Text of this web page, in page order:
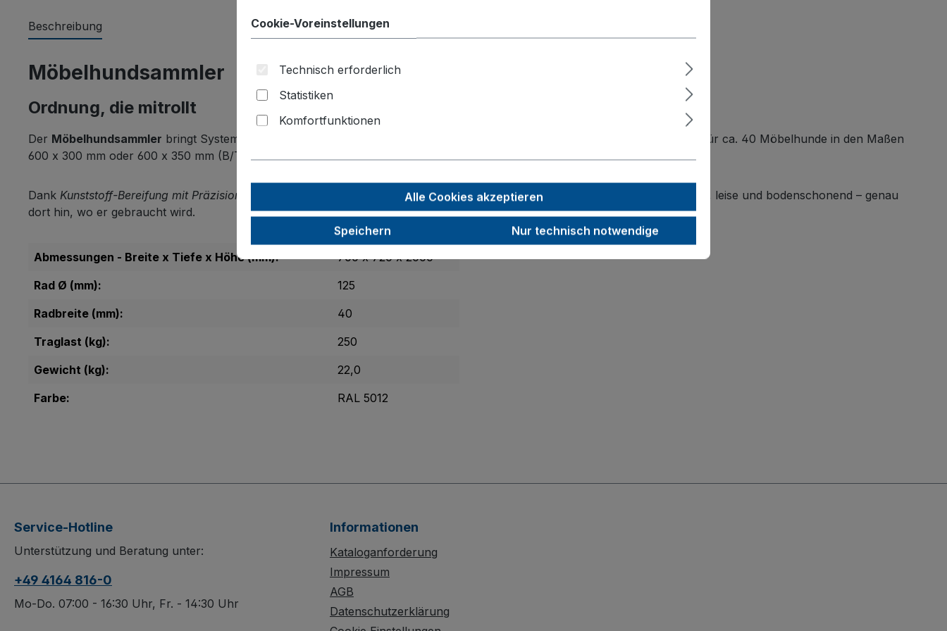
Beschreibung
Möbelhundsammler
Ordnung, die mitrollt
Der Möbelhundsammler bringt System in Lager, Werkstatt oder Versand. Die robuste
bietet Platz für ca. 40 Möbelhunde in den Maßen
600 x 300 mm oder 600 x 350 mm (B/T) und sorgt so für perfekte Übersicht.
Dank Kunststoff-Bereifung mit Präzisions-Rillenkugellagern
und 4 wendigen Lenkrollen manövrieren Sie den Sammler mühelos, leise und bodenschonend – genau
dort hin, wo er gebraucht wird.
Abmessungen - Breite x Tiefe x Höhe (mm):
700 x 720 x 2000
Rad Ø (mm):
125
Radbreite (mm):
40
Traglast (kg):
250
Gewicht (kg):
22,0
Farbe:
RAL 5012
Service-Hotline
Unterstützung und Beratung unter:
+49 4164 816-0
Mo-Do. 07:00 - 16:30 Uhr, Fr. - 14:30 Uhr
Informationen
Kataloganforderung
Impressum
AGB
Datenschutzerklärung
Cookie-Voreinstellungen
Technisch erforderlich
Statistiken
Komfortfunktionen
Alle Cookies akzeptieren
Speichern Nur technisch notwendige